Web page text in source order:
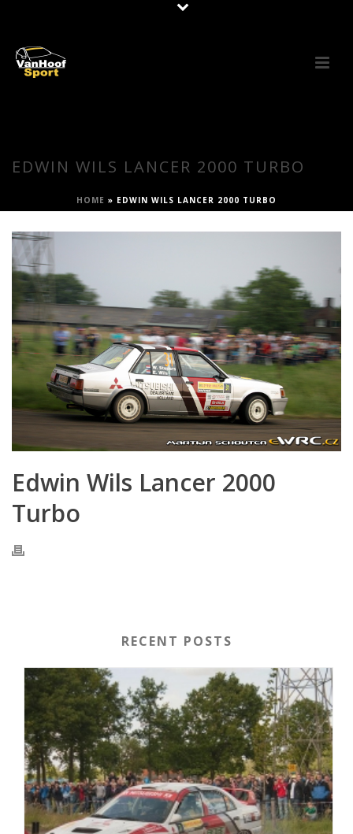
EDWIN WILS LANCER 2000 TURBO
HOME » EDWIN WILS LANCER 2000 TURBO
Edwin Wils Lancer 2000
Turbo
RECENT POSTS